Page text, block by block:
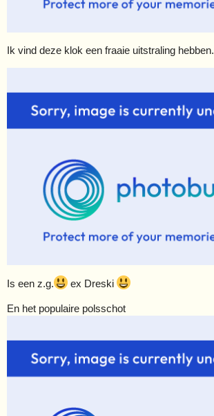
Ik vind deze klok een fraaie uitstraling hebben.
Is een z.g. ex Dreski
En het populaire polsschot